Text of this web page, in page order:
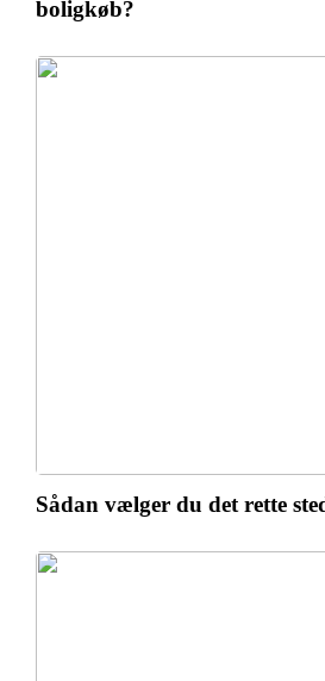
boligkøb?
Sådan vælger du det rette